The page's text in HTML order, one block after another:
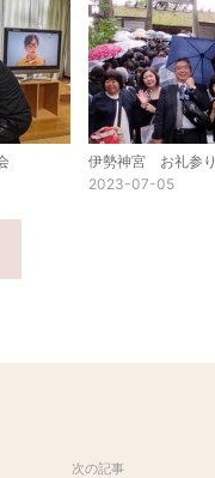
伊勢神宮 お礼参り
2023-07-05
次の記事